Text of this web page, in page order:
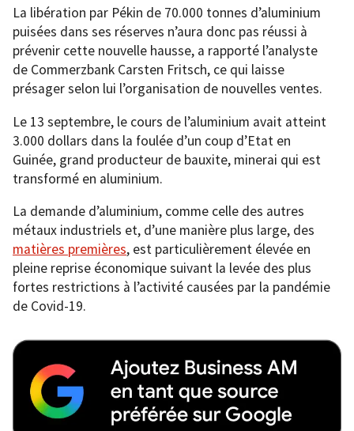
La libération par Pékin de 70.000 tonnes d’aluminium
puisées dans ses réserves n’aura donc pas réussi à
prévenir cette nouvelle hausse, a rapporté l’analyste
de Commerzbank Carsten Fritsch, ce qui laisse
présager selon lui l’organisation de nouvelles ventes.
Le 13 septembre, le cours de l’aluminium avait atteint
3.000 dollars dans la foulée d’un coup d’Etat en
Guinée, grand producteur de bauxite, minerai qui est
transformé en aluminium.
La demande d’aluminium, comme celle des autres
métaux industriels et, d’une manière plus large, des
matières premières, est particulièrement élevée en
pleine reprise économique suivant la levée des plus
fortes restrictions à l’activité causées par la pandémie
de Covid-19.